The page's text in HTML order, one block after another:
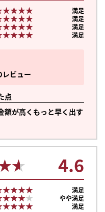
レビュー
点
額が高くもっと早く出す
満足
満足
満足
満足
4.6
満足
やや満足
満足